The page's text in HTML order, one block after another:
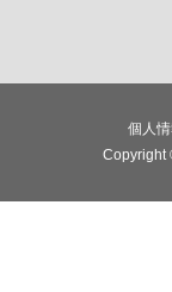
個人
Copyright